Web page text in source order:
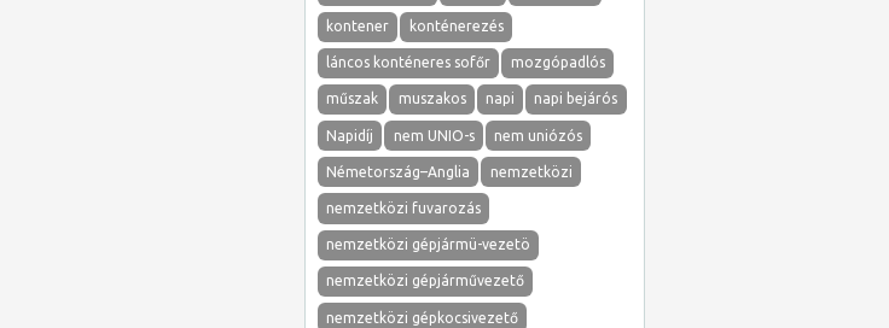
kontener konténerezés
láncos konténeres sofőr mozgópadlós
műszak muszakos napi napi bejárós
Napidíj nem UNIO-s nem uniózós
Németország–Anglia nemzetközi
nemzetközi fuvarozás
nemzetközi gépjármü-vezetö
nemzetközi gépjárművezető
nemzetközi gépkocsivezető